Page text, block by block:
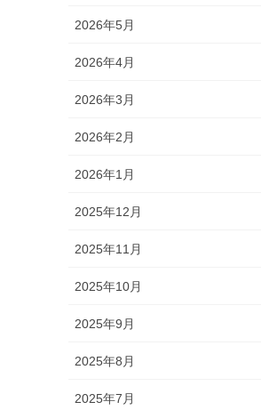
2026年5月
2026年4月
2026年3月
2026年2月
2026年1月
2025年12月
2025年11月
2025年10月
2025年9月
2025年8月
2025年7月